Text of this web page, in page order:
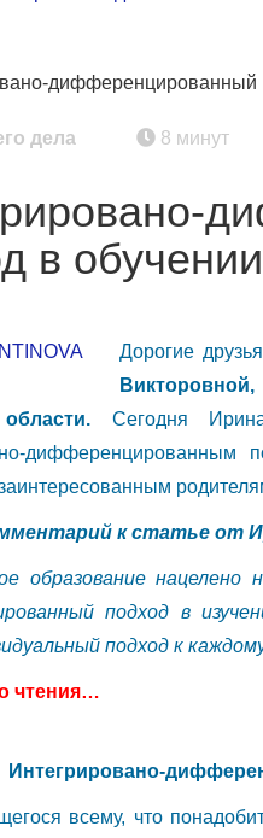
дела 8 минут
в
Дорогие
Сегодня
дифференцированным
к статье от
образование нацелено
подход в
подход к
чтения…
Интегрировано-
всему, что